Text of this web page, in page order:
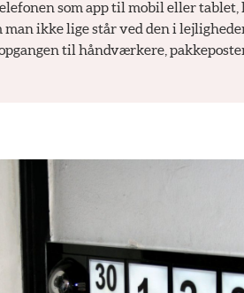
som app til mobil eller
ikke lige står ved den i
til håndværkere,